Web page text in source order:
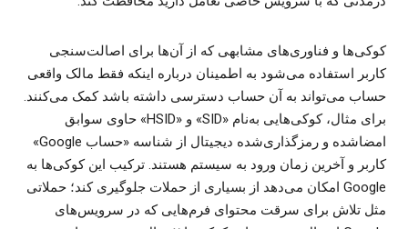
کوکی‌ها و فناوری‌های مشابهی که از آن‌ها برای اصالت‌سنجی
کاربر استفاده می‌شود به اطمینان درباره اینکه فقط مالک واقعی
حساب می‌تواند به آن حساب دسترسی داشته باشد کمک می‌کنند.
برای مثال، کوکی‌هایی به‌نام «SID» و «HSID» حاوی سوابق
امضاشده و رمزگذاری‌شده دیجیتال از شناسه «حساب Google»
کاربر و آخرین زمان ورود به سیستم هستند. ترکیب این کوکی‌ها به
Google امکان می‌دهد از بسیاری از حملات جلوگیری کند؛ حملاتی
مثل تلاش برای سرقت محتوای فرم‌هایی که در سرویس‌های